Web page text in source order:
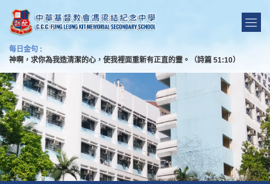
每日金句 :
神啊，求你為我造清潔的心，使我裡面重新有正直的靈。（詩篇 51:10）